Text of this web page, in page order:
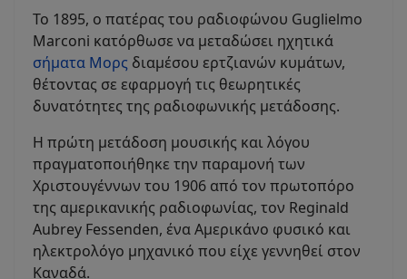
Το 1895, ο πατέρας του ραδιοφώνου Guglielmo
Marconi κατόρθωσε να μεταδώσει ηχητικά
σήματα Μορς διαμέσου ερτζιανών κυμάτων,
θέτοντας σε εφαρμογή τις θεωρητικές
δυνατότητες της ραδιοφωνικής μετάδοσης.
Η πρώτη μετάδοση μουσικής και λόγου
πραγματοποιήθηκε την παραμονή των
Χριστουγέννων του 1906 από τον πρωτοπόρο
της αμερικανικής ραδιοφωνίας, τον Reginald
Aubrey Fessenden, ένα Αμερικάνο φυσικό και
ηλεκτρολόγο μηχανικό που είχε γεννηθεί στον
Καναδά.